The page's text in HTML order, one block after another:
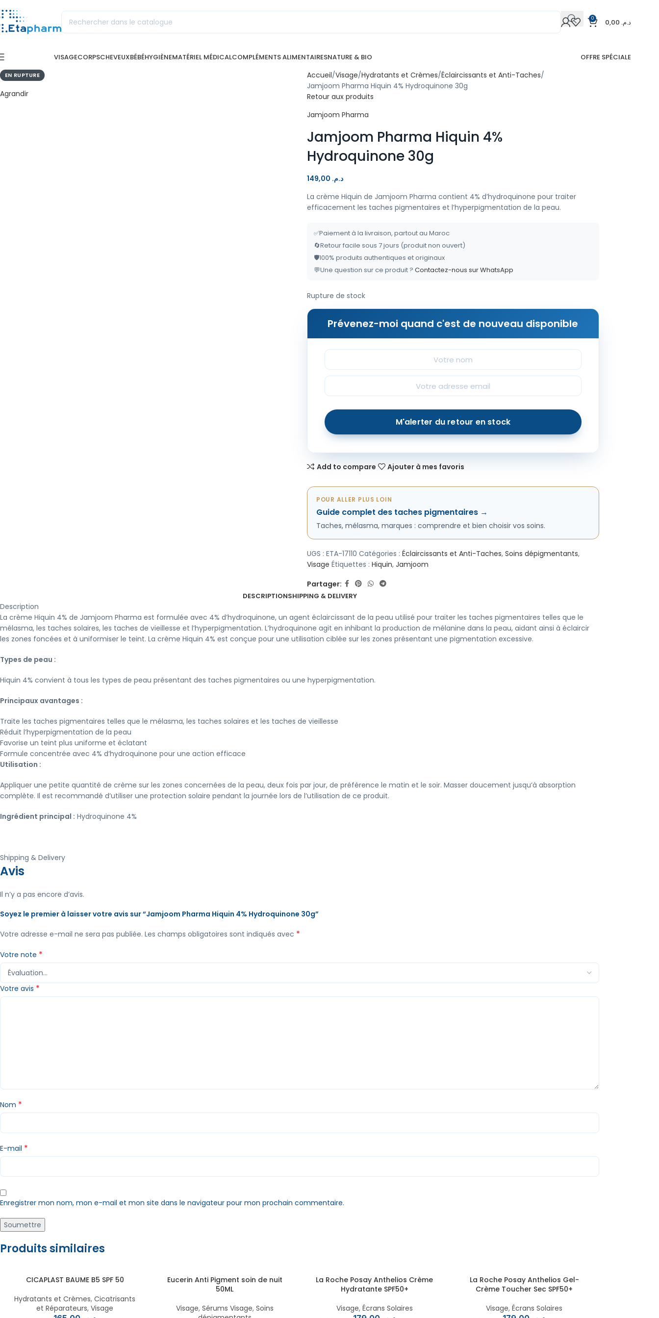
0 د.م.
VISAGECORPSCHEVEUXBÉBÉHYGIÈNEMATÉRIEL MÉDICALCOMPLÉMENTS ALIMENTAIRESNATURE & BIO OFFRE SPÉCIALE
EN RUPTURE
Agrandir
Accueil Visage Hydratants et Crèmes Éclaircissants et Anti-Taches
Jamjoom Pharma Hiquin 4% Hydroquinone 30g
Retour aux produits
Jamjoom Pharma
Jamjoom Pharma Hiquin 4%
Hydroquinone 30g
د.م.
La crème Hiquin de Jamjoom Pharma contient 4% d’hydroquinone pour traiter
efficacement les taches pigmentaires et l’hyperpigmentation de la peau.
✅Paiement à la livraison, partout au Maroc
🔄Retour facile sous 7 jours (produit non ouvert)
🛡️100% produits authentiques et originaux
💬Une question sur ce produit ? Contactez-nous sur WhatsApp
Rupture de stock
Prévenez-moi quand c'est de nouveau disponible
Add to compare Ajouter à mes favoris
POUR ALLER PLUS LOIN
Guide complet des taches pigmentaires →
Taches, mélasma, marques : comprendre et bien choisir vos soins.
UGS : ETA-17110 Catégories : Éclaircissants et Anti-Taches, Soins dépigmentants,
Visage Étiquettes : Hiquin, Jamjoom
Partager:
DESCRIPTIONSHIPPING & DELIVERY
Description
La crème Hiquin 4% de Jamjoom Pharma est formulée avec 4% d’hydroquinone, un agent éclaircissant de la peau utilisé pour traiter les taches pigmentaires telles que le
mélasma, les taches solaires, les taches de vieillesse et l’hyperpigmentation. L’hydroquinone agit en inhibant la production de mélanine dans la peau, aidant ainsi à éclaircir
les zones foncées et à uniformiser le teint. La crème Hiquin 4% est conçue pour une utilisation ciblée sur les zones présentant une pigmentation excessive.
Types de peau :
Hiquin 4% convient à tous les types de peau présentant des taches pigmentaires ou une hyperpigmentation.
Principaux avantages :
Traite les taches pigmentaires telles que le mélasma, les taches solaires et les taches de vieillesse
Réduit l’hyperpigmentation de la peau
Favorise un teint plus uniforme et éclatant
Formule concentrée avec 4% d’hydroquinone pour une action efficace
Utilisation :
Appliquer une petite quantité de crème sur les zones concernées de la peau, deux fois par jour, de préférence le matin et le soir. Masser doucement jusqu’à absorption
complète. Il est recommandé d’utiliser une protection solaire pendant la journée lors de l’utilisation de ce produit.
Ingrédient principal : Hydroquinone 4%
Shipping & Delivery
Avis
Il n’y a pas encore d’avis.
Soyez le premier à laisser votre avis sur “Jamjoom Pharma Hiquin 4% Hydroquinone 30g”
Votre adresse e-mail ne sera pas publiée. Les champs obligatoires sont indiqués avec *
Votre note *
Votre avis *
Nom *
E-mail *
Enregistrer mon nom, mon e-mail et mon site dans le navigateur pour mon prochain commentaire.
Produits similaires
CICAPLAST BAUME B5 SPF 50
Hydratants et Crèmes,Cicatrisants
et Réparateurs,Visage
Eucerin Anti Pigment soin de nuit
50ML
Visage, Sérums Visage, Soins
La Roche Posay Anthelios Crème
Hydratante SPF50+
Visage, Écrans Solaires
La Roche Posay Anthelios Gel-
Crème Toucher Sec SPF50+
Visage,Écrans Solaires